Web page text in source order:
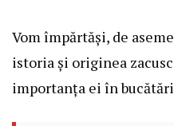
Vom împărtăși, de
istoria și originea
importanța ei în